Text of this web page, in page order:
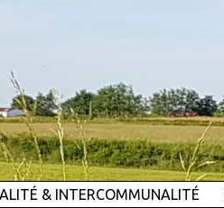
& INTERCOMMUNALITÉ